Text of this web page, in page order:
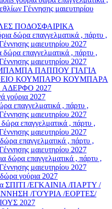
Γέννησης μαιευτηρίου
ΠΟΔΟΣΦΑΙΡΙΚΑ
δώρα επαγγελματικά , πάρτυ ,
μαιευτηρίου 2027
επαγγελματικά , πάρτυ ,
μαιευτηρίου 2027
ΠΑΠΠΟΥ ΓΙΑΓΙΑ
ΚΟΥΜΠΑΡΟ ΚΟΥΜΠΑΡΑ
2027
γούρια 2027
επαγγελματικά , πάρτυ ,
μαιευτηρίου 2027
επαγγελματικά , πάρτυ ,
μαιευτηρίου 2027
επαγγελματικά , πάρτυ ,
μαιευτηρίου 2027
δώρα επαγγελματικά , πάρτυ ,
μαιευτηρίου 2027
γούρια 2027
ΣΠΙΤΙ /ΕΓΚΑΙΝΙΑ /ΠΑΡΤΥ /
/ΓΟΎΡΙΑ /ΕΟΡΤΕΣ/
2027